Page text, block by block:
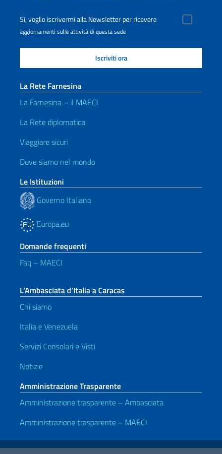
Sì, voglio iscrivermi alla Newsletter per ricevere
aggiornamenti sulle attività di questa sede
La Rete Farnesina
La Farnesina – il MAECI
La Rete diplomatica
Viaggiare sicuri
Dove siamo nel mondo
Le Istituzioni
Governo Italiano
Europa.eu
Domande frequenti
Faq – MAECI
L’Ambasciata d’Italia a Caracas
Chi siamo
Italia e Venezuela
Servizi Consolari e Visti
Notizie
Amministrazione Trasparente
Amministrazione trasparente – Ambasciata
Amministrazione trasparente – MAECI
Link Utili